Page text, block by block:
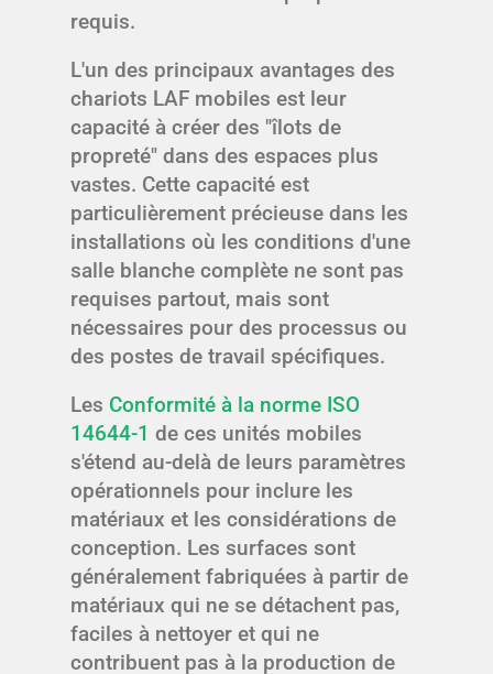
requis.
L'un des principaux avantages des
chariots LAF mobiles est leur
capacité à créer des "îlots de
propreté" dans des espaces plus
vastes. Cette capacité est
particulièrement précieuse dans les
installations où les conditions d'une
salle blanche complète ne sont pas
requises partout, mais sont
nécessaires pour des processus ou
des postes de travail spécifiques.
Les Conformité à la norme ISO
14644-1 de ces unités mobiles
s'étend au-delà de leurs paramètres
opérationnels pour inclure les
matériaux et les considérations de
conception. Les surfaces sont
généralement fabriquées à partir de
matériaux qui ne se détachent pas,
faciles à nettoyer et qui ne
contribuent pas à la production de